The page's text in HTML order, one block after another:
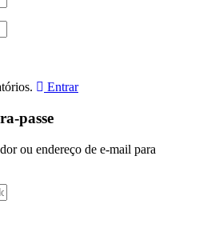
Entrar
passe
ou endereço de e-mail para